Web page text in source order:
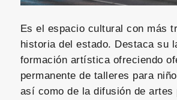
Es el espacio cultural con más
historia del estado. Destaca su
formación artística ofreciendo
permanente de talleres para
así como de la difusión de